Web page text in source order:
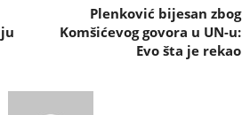
Plenković bijesan zbog
Komšićevog govora u UN-u:
Evo šta je rekao